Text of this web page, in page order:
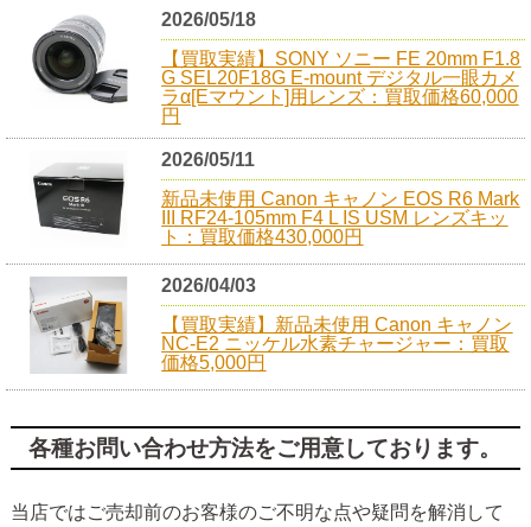
2026/05/18
【買取実績】SONY ソニー FE 20mm F1.8
G SEL20F18G E-mount デジタル一眼カメ
ラα[Eマウント]用レンズ：買取価格60,000
円
2026/05/11
新品未使用 Canon キャノン EOS R6 Mark
III RF24-105mm F4 L IS USM レンズキッ
ト：買取価格430,000円
2026/04/03
【買取実績】新品未使用 Canon キャノン
NC-E2 ニッケル水素チャージャー：買取
価格5,000円
各種お問い合わせ方法をご用意しております。
当店ではご売却前のお客様のご不明な点や疑問を解消して